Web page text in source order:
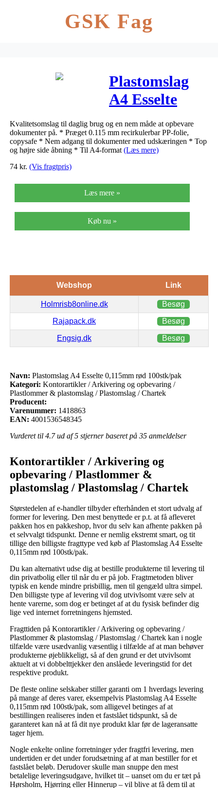
GSK Fag
Plastomslag
A4 Esselte
0,115mm rød
100stk/pak
Kvalitetsomslag til daglig brug og en nem måde at opbevare
dokumenter på. * Præget 0.115 mm recirkulerbar PP-folie,
copysafe * Nem adgang til dokumenter med udskæringen * Top
og højre side åbning * Til A4-format (Læs mere)
74 kr. (Vis fragtpris)
Læs mere »
Køb nu »
Webshop Link
Holmrisb8online.dk Besøg
Rajapack.dk Besøg
Engsig.dk Besøg
Navn: Plastomslag A4 Esselte 0,115mm rød 100stk/pak
Kategori: Kontorartikler / Arkivering og opbevaring /
Plastlommer & plastomslag / Plastomslag / Chartek
Producent:
Varenummer: 1418863
EAN: 4001536548345
Vurderet til 4.7ud af 5 stjerner baseret på 35 anmeldelser
Kontorartikler / Arkivering og
opbevaring / Plastlommer &
plastomslag / Plastomslag / Chartek
Størstedelen af e-handler tilbyder efterhånden et stort udvalg af
former for levering. Den mest benyttede er p.t. at få afleveret
pakken hos en pakkeshop, hvor du selv kan afhente pakken på
et selvvalgt tidspunkt. Denne er nemlig ekstremt smart, og tit
tillige den billigste fragttype ved køb af Plastomslag A4 Esselte
0,115mm rød 100stk/pak.
Du kan alternativt udse dig at bestille produkterne til levering til
din privatbolig eller til når du er på job. Fragtmetoden bliver
typisk en kende mindre prisbillig, men til gengæld ultra simpel.
Den billigste type af levering vil dog utvivlsomt være selv at
hente varerne, som dog er betinget af at du fysisk befinder dig
lige ved internet forretningens hjemsted.
Fragttiden på Kontorartikler / Arkivering og opbevaring /
Plastlommer & plastomslag / Plastomslag / Chartek kan i nogle
tilfælde være usædvanlig væsentlig i tilfælde af at man behøver
produkterne øjeblikkeligt, så af den grund er det utvivlsomt
aktuelt at vi dobbelttjekker den anslåede leveringstid for det
respektive produkt.
De fleste online selskaber stiller garanti om 1 hverdags levering
på mange af deres varer, eksempelvis Plastomslag A4 Esselte
0,115mm rød 100stk/pak, som alligevel betinges af at
bestillingen realiseres inden et fastslået tidspunkt, så de
garanteret kan nå at få dit nye produkt klar før de lageransatte
tager hjem.
Nogle enkelte online forretninger yder fragtfri levering, men
undertiden er det under forudsætning af at man bestiller for et
fastslået beløb. Derudover skulle man snuppe den mest
betalelige leveringsudgave, hvilket tit – uanset om du er tæt på
Hørsholm, Hjørring eller Hinnerup – vil blive at få dem til at